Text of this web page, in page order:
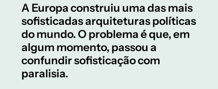
A Europa construiu uma das mais
sofisticadas arquiteturas políticas
do mundo. O problema é que, em
algum momento, passou a
confundir sofisticação com
paralisia.